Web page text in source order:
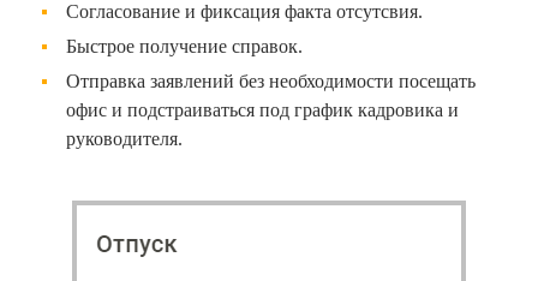
Согласование и фиксация факта отсутсвия.
Быстрое получение справок.
Отправка заявлений без необходимости посещать
офис и подстраиваться под график кадровика и
руководителя.